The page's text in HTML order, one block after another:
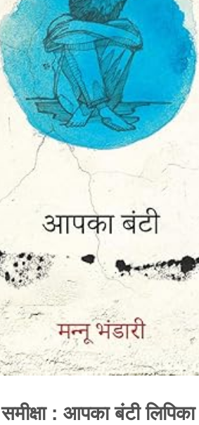
समीक्षा : आपका बंटी लिपिका